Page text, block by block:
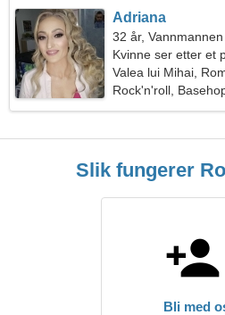
Adriana
32 år, Vannmannen
Kvinne ser etter et
Valea lui Mihai,
Rock'n'roll,
Slik fungerer
Bli med